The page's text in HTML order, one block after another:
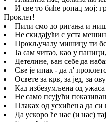
И све то биће ропац мој:
Проклет!
Пили смо до ригања и
Не скидајући с уста
Прокључалу мишицу ти
Ја сам читао, као у
Детелине, ван себе да
Све је ипак - да л'
Освете за крв, за јед, за
Кад избезумљена од
Не само псујући
Плаках од усхићења да си
Да ускоро ће нас (и нас)